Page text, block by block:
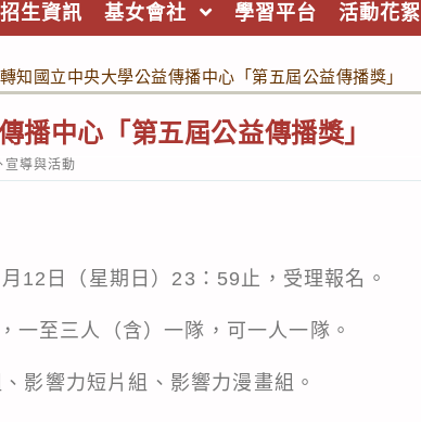
招生資訊 基女會社 學習平台 活動花絮
轉知國立中央大學公益傳播中心「第五屆公益傳播獎」
播中心「第五屆公益傳播獎」
宣導與活動
12日（星期日）23：59止，受理報名。
一至三人（含）一隊，可一人一隊。
影響力短片組、影響力漫畫組。